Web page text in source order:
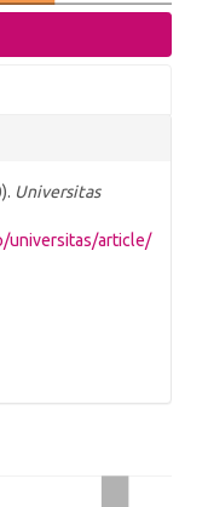
Universitas
universitas/article/